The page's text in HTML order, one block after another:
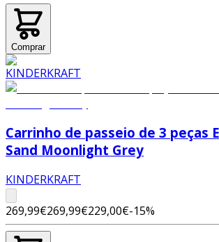
Comprar
Carrinho de passeio de 3 peças
Sand Moonlight Grey
KINDERKRAFT
269,99€269,99€229,00€-15%